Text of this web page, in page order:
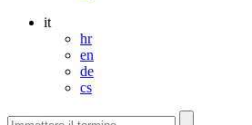
it
hr
en
de
cs